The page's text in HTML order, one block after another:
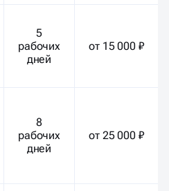
5
рабочих
дней
от 15 000 ₽
8
рабочих
дней
от 25 000 ₽